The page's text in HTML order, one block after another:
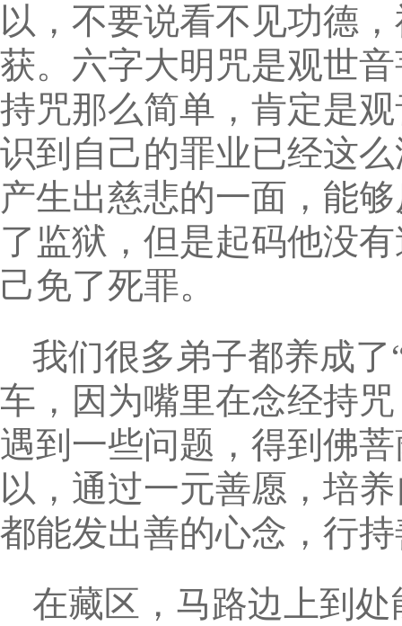
以，不要说看不见功德
获。六字大明咒是观世
持咒那么简单，肯定是
识到自己的罪业已经这
产生出慈悲的一面，能
了监狱，但是起码他没
己免了死罪。
我们很多弟子都养成
车，因为嘴里在念经持
遇到一些问题，得到佛
以，通过一元善愿，培
都能发出善的心念，行
在藏区，马路边上到